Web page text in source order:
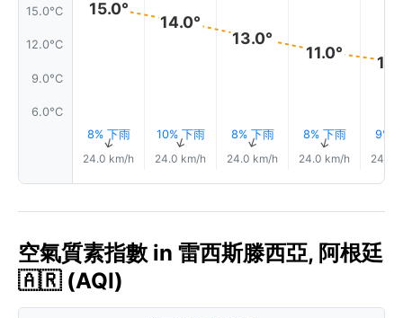
15.0°C
12.0°C
9.0°C
6.0°C
15.0°
8% 下雨
↑
24.0 km/h
14.0°
10% 下雨
↑
24.0 km/h
13.0°
8% 下雨
↑
24.0 km/h
11.0°
8% 下雨
↑
24.0 km/h
9%
24.0
空氣質素指數 in 雷西斯滕西亞, 阿根廷
🇦🇷 (AQI)